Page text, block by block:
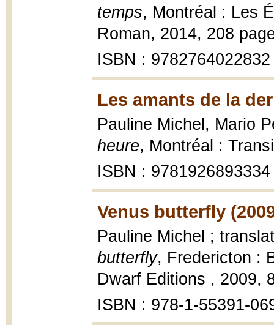
temps, Montréal : Les
Roman, 2014, 208
ISBN : 9782764022832
Les amants de la
Pauline Michel, Mario
heure, Montréal :
ISBN : 9781926893334
Venus butterfly
Pauline Michel ;
butterfly, Fredericton :
Dwarf Editions , 2009,
ISBN : 978-1-55391-